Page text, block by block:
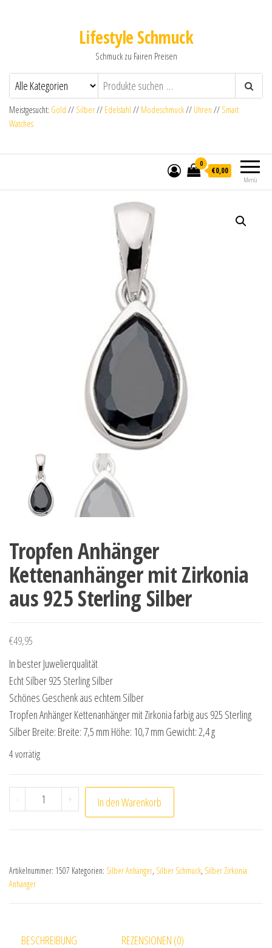
Lifestyle Schmuck
Schmuck zu Fairen Preisen
Meistgesucht: Gold // Silber// Edelstahl // Modeschmuck// Uhren // Smart
Watches
Menü
0
€0,00
Tropfen Anhänger
Kettenanhänger mit Zirkonia
aus 925 Sterling Silber
€49,95
In bester Juwelierqualität
Echt Silber 925 Sterling Silber
Schönes Geschenk aus echtem Silber
Tropfen Anhänger Kettenanhänger mit Zirkonia farbig aus 925 Sterling
Silber Breite: Breite: 7,5 mm Höhe: 10,7 mm Gewicht: 2,4 g
4 vorrätig
- Tropfen Anhänger Kettenanhänger mit Zirkonia aus
+ In den Warenkorb
Artikelnummer: 1507 Kategorien: Silber Anhänger, Silber Schmuck, Silber Zirkonia
Anhänger
BESCHREIBUNG REZENSIONEN (0)